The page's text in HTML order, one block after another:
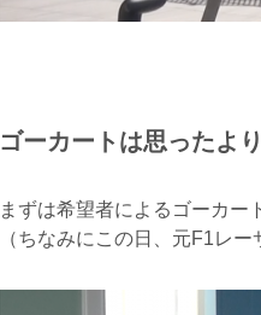
ゴーカートは思ったよ
まずは希望者によるゴーカー
（ちなみにこの日、元F1レ